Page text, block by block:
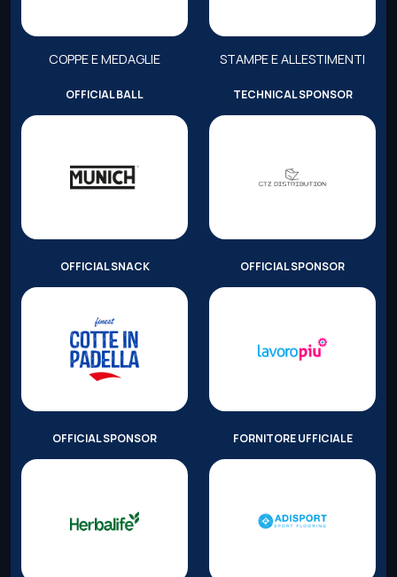
COPPE E MEDAGLIE STAMPE E ALLESTIMENTI
OFFICIAL BALL TECHNICAL SPONSOR
OFFICIAL SNACK OFFICIAL SPONSOR
OFFICIAL SPONSOR FORNITORE UFFICIALE